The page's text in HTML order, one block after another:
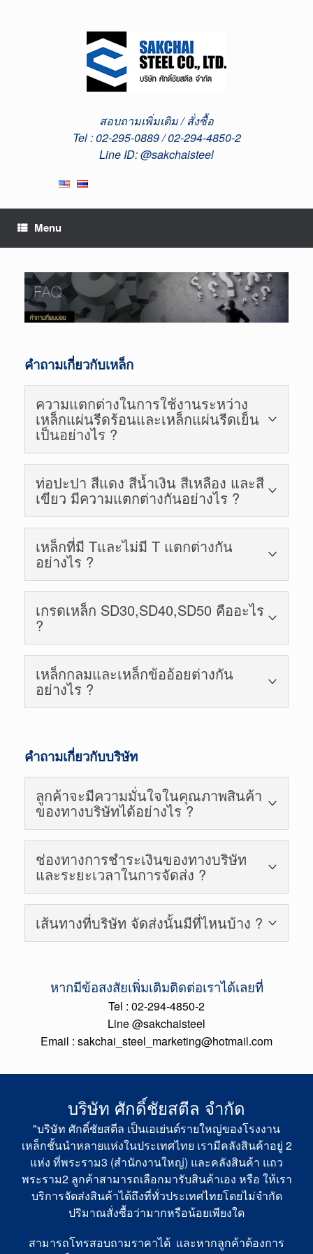
สอบถามเพิ่มเติม / สั่งซื้อ
Tel : 02-295-0889 / 02-294-4850-2
Line ID: @sakchaisteel
Menu
คำถามเกี่ยวกับเหล็ก
ความแตกต่างในการใช้งานระหว่าง
เหล็กแผ่นรีดร้อนและเหล็กแผ่นรีดเย็น
เป็นอย่างไร ?
เหล็กแผ่นรีดร้อนจะอยู่ในรูปม้วนหรือแผ่น สามารถนำ
ไปใช้งานทั่วไปที่ไม่ต้องการคุณภาพผิวสูงนัก ส่วน
มากใช้ทางด้านงานโครงสร้าง ส่วนเหล็กแผ่นรีดเย็น
จะมีผิวสวย มันวาว ใช้ในงานลักษณะที่ต้องการ
คุณภาพผิวสูงกว่าและความหนาต่ำกว่าเหล็กแผ่นรีด
ร้อน เหล็กรีดเย็นส่วนมากจะนำไปใช้ทางด้านงานที่
ต้องการความเรียบและสวยงาม
ท่อปะปา สีแดง สีน้ำเงิน สีเหลือง และสี
เขียว มีความแตกต่างกันอย่างไร ?
สี นั้นจะเป็นตัวบ่งบอกถึงความหนาของท่อประปา ซึ่ง
คาดเขียว จะมีความหนาสุด รองลงมา คาดแดง, คาด
น้ำเงิน และ คาดเหลือง จะบางที่สุด ตามลำดับ ซึ่งจะมี
การใช้งานแตกต่างกันตามความจำเป็น
เหล็กที่มี Tและไม่มี T แตกต่างกัน
อย่างไร ?
T เป็นสัญลักษณ์ ที่ประทับเป็นตัวนูนถาวรบนเนื้อเหล็ก
ซึ่งแสดงถึงว่าได้ผ่านกรรมวิธีทางความร้อน [heat
treatment rebar หรือ tempcored rebar] แล้ว การที่
ระบุอักษร Tเป็นเพียงทำให้ผู้ใช้ทราบถึงกรรมวิธีการ
ผลิตเท่านั้น ไม่ได้เป็นชั้นคุณภาพของเหล็ก แต่อย่างไร
โดยส่วนใหญ่ 90% ของเหล็กในประเทศจะผ่าน
กรรมวิธีนี้
เกรดเหล็ก SD30,SD40,SD50 คืออะไร
?
SD30, SD40 และ SD50 มีความหมายว่า มีกำลังแรง
ดึงที่จุดครากไม่น้อยกว่า 3000, 4000, 5000 ksc [กก/
ตร.ซม.] ตามลำดับ สำหรับเหล็กข้ออ้อย ซึ่งตอนนี้
เกรด SD30 โดยทั่วไปมีการผลิตในปริมาณลดลง ณ
เหล็กกลมและเหล็กข้ออ้อยต่างกัน
อย่างไร ?
ซึ่งเป็นตัวช่วยเพิ่มแรงยึดเหนี่ยวให้เหล็กกับคอนกรีต
เหล็กเส้นกลมที่มีบั้งนั่นเอง ซึ่งนำไปใช้ในลักษณะงาน
ที่แตกต่างกัน
คำถามเกี่ยวกับบริษัท
ลูกค้าจะมีความมั่นใจในคุณภาพสินค้า
ของทางบริษัทได้อย่างไร ?
เหล็กของทางบริษัทศักดิ์ชัยสตีลนั้นมาจากโรงงาน
ผลิตเหล็กชั้นนำในประเทศไทย เหล็กของทางเรามีใบ
มอก. รับรองมาตรฐานตลอดค่ะ ลูกค้าสามารถมั่นใจ
ในคุณภาพสินค้าของเราได้ค่ะ
ช่องทางการชำระเงินของทางบริษัท
และระยะเวลาในการจัดส่ง ?
สามารถชำระเงินผ่านการโอนตามธนาคารต่างๆ ซึ่ง
สามารถดูได้จาก หัวข้อ ช่องทางการชำระเงิน ในเว้บ
ไซด์ หลังจากชำระเงิน โปรดส่งสำเนาสลิปทาง fax
ทางเราจะรีบทำการจัดส่ง ภายใน1-2 วัน ค่ะ
เส้นทางที่บริษัท จัดส่งนั้นมีที่ไหนบ้าง ?
สามารถเข้ารับสินค้าของเราได้ทั้ง 2 ที่ ค่ะ สำนักงาน
ใหญ่ พระราม3 และ คลังสินค้าพระราม 2 ค่ะ
หากมีข้อสงสัยเพิ่มเติมติดต่อเราได้เลยที่
Tel : 02-294-4850-2
Line @sakchaisteel
Email : sakchai_steel_marketing@hotmail.com
บริษัท ศักดิ์ชัยสตีล จำกัด
"บริษัท ศักดิ์ชัยสตีล เป็นเอเย่นต์รายใหญ่ของโรงงาน
เหล็กชั้นนำหลายแห่งในประเทศไทย เรามีคลังสินค้าอยู่ 2
แห่ง ที่พระราม3 (สำนักงานใหญ่) และคลังสินค้า แถว
พระราม2 ลูกค้าสามารถเลือกมารับสินค้าเอง หรือ ให้เรา
บริการจัดส่งสินค้าได้ถึงที่ทั่วประเทศไทยโดยไม่จำกัด
ปริมาณสั่งซื้อว่ามากหรือน้อยเพียงใด
สามารถโทรสอบถามราคาได้ และหากลูกค้าต้องการ